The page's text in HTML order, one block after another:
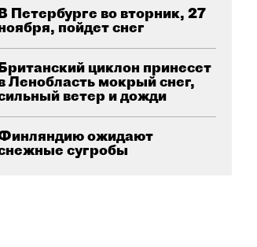
Петербурге во вторник, 27
пойдет снег
циклон принесет
Ленобласть мокрый снег,
ветер и дожди
ожидают
сугробы